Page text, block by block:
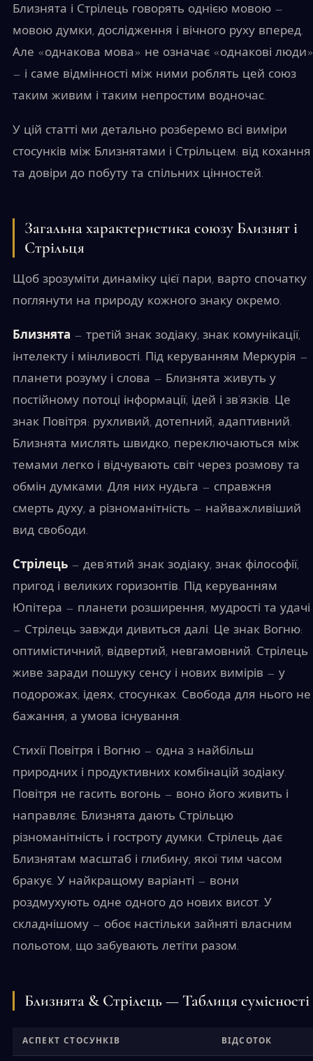
Близнята і Стрілець говорять однією мовою —
мовою думки, дослідження і вічного руху вперед.
Але «однакова мова» не означає «однакові люди»
— і саме відмінності між ними роблять цей союз
таким живим і таким непростим водночас.
У цій статті ми детально розберемо всі виміри
стосунків між Близнятами і Стрільцем: від кохання
та довіри до побуту та спільних цінностей.
Загальна характеристика союзу Близнят і
Стрільця
Щоб зрозуміти динаміку цієї пари, варто спочатку
поглянути на природу кожного знаку окремо.
Близнята — третій знак зодіаку, знак комунікації,
інтелекту і мінливості. Під керуванням Меркурія —
планети розуму і слова — Близнята живуть у
постійному потоці інформації, ідей і зв’язків. Це
знак Повітря: рухливий, дотепний, адаптивний.
Близнята мислять швидко, переключаються між
темами легко і відчувають світ через розмову та
обмін думками. Для них нудьга — справжня
смерть духу, а різноманітність — найважливіший
вид свободи.
Стрілець— дев’ятий знак зодіаку, знак філософії,
пригод і великих горизонтів. Під керуванням
Юпітера — планети розширення, мудрості та удачі
— Стрілець завжди дивиться далі. Це знак Вогню:
оптимістичний, відвертий, невгамовний. Стрілець
живе заради пошуку сенсу і нових вимірів — у
подорожах, ідеях, стосунках. Свобода для нього не
бажання, а умова існування.
Стихії Повітря і Вогню — одна з найбільш
природних і продуктивних комбінацій зодіаку.
Повітря не гасить вогонь — воно його живить і
направляє. Близнята дають Стрільцю
різноманітність і гостроту думки. Стрілець дає
Близнятам масштаб і глибину, якої тим часом
бракує. У найкращому варіанті — вони
роздмухують одне одного до нових висот. У
складнішому — обоє настільки зайняті власним
польотом, що забувають летіти разом.
Близнята & Стрілець — Таблиця сумісності
АСПЕКТ СТОСУНКІВ ВІДСОТОК